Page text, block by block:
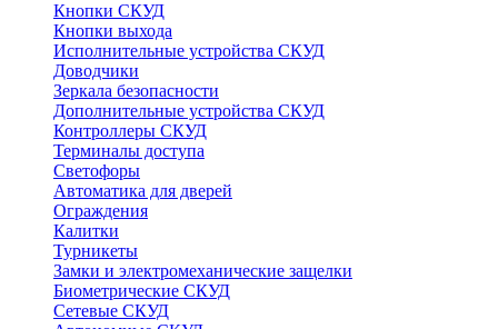
Кнопки СКУД
Кнопки выхода
Исполнительные устройства СКУД
Доводчики
Зеркала безопасности
Дополнительные устройства СКУД
Контроллеры СКУД
Терминалы доступа
Светофоры
Автоматика для дверей
Ограждения
Калитки
Турникеты
Замки и электромеханические защелки
Биометрические СКУД
Сетевые СКУД